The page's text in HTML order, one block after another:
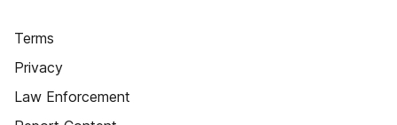
Terms
Privacy
Law Enforcement